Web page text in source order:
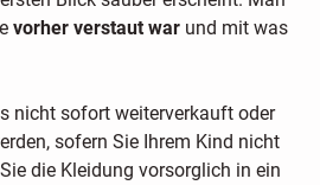
vorher verstaut warund mit was
nicht sofort weiterverkauft oder
sofern Sie Ihrem Kind nicht
die Kleidung vorsorglich in ein